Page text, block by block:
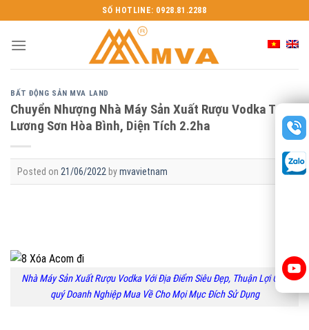
to
content
SỐ HOTLINE: 0928.81.2288
BẤT ĐỘNG SẢN MVA LAND
Chuyển Nhượng Nhà Máy Sản Xuất Rượu Vodka Tại
Lương Sơn Hòa Bình, Diện Tích 2.2ha
Posted on 21/06/2022 bymvavietnam
Nhà Máy Sản Xuất Rượu Vodka Với Địa Điểm Siêu Đẹp, Thuận Lợi Cho
quý Doanh Nghiệp Mua Về Cho Mọi Mục Đích Sử Dụng